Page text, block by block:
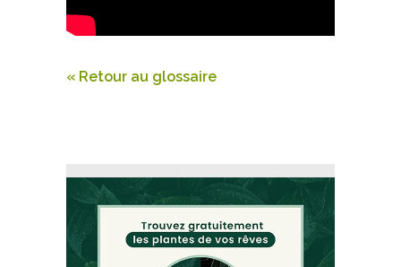
« Retour au glossaire